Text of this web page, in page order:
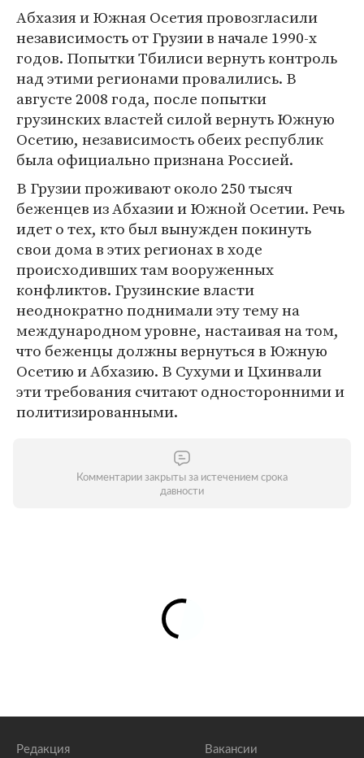
Абхазия и Южная Осетия провозгласили
независимость от Грузии в начале 1990-х
годов. Попытки Тбилиси вернуть контроль
над этими регионами провалились. В
августе 2008 года, после попытки
грузинских властей силой вернуть Южную
Осетию, независимость обеих республик
была официально признана Россией.
В Грузии проживают около 250 тысяч
беженцев из Абхазии и Южной Осетии. Речь
идет о тех, кто был вынужден покинуть
свои дома в этих регионах в ходе
происходивших там вооруженных
конфликтов. Грузинские власти
неоднократно поднимали эту тему на
международном уровне, настаивая на том,
что беженцы должны вернуться в Южную
Осетию и Абхазию. В Сухуми и Цхинвали
эти требования считают односторонними и
политизированными.
Комментарии закрыты за истечением срока
давности
Редакция Вакансии